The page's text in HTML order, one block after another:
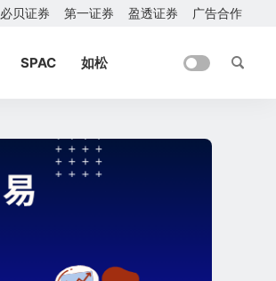
必贝证券 第一证券 盈透证券 广告合作
SPAC 如松